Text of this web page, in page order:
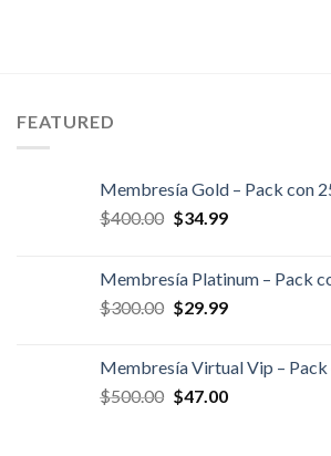
FEATURED
Membresía Gold – Pack con
$400.00 El
era:
$400.00.
$34.99El
es:
$34.99.
Membresía Platinum – Pack
$300.00 El
era:
$300.00.
$29.99El
es:
$29.99.
Membresía Virtual Vip – Pack
$500.00 El
$47.00El